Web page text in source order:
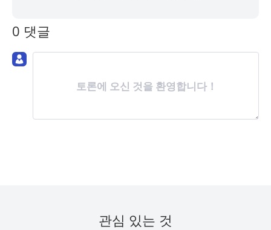
0 댓글
토론에 오신 것을 환영합니다！
관심 있는 것